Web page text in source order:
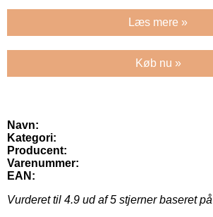
Læs mere »
Køb nu »
Navn:
Kategori:
Producent:
Varenummer:
EAN:
Vurderet til 4.9 ud af 5 stjerner baseret på